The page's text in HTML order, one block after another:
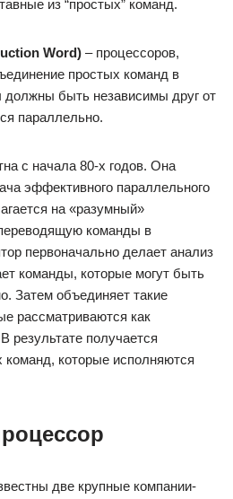
из “простых” команд.
Word) – процессоров,
простых команд в
должны быть независимы друг от
параллельно.
с начала 80-х годов. Она
эффективного параллельного
на «разумный»
команды в
первоначально делает анализ
команды, которые могут быть
Затем объединяет такие
рассматриваются как
результате получается
команд, которые исполняются
две крупные компании-